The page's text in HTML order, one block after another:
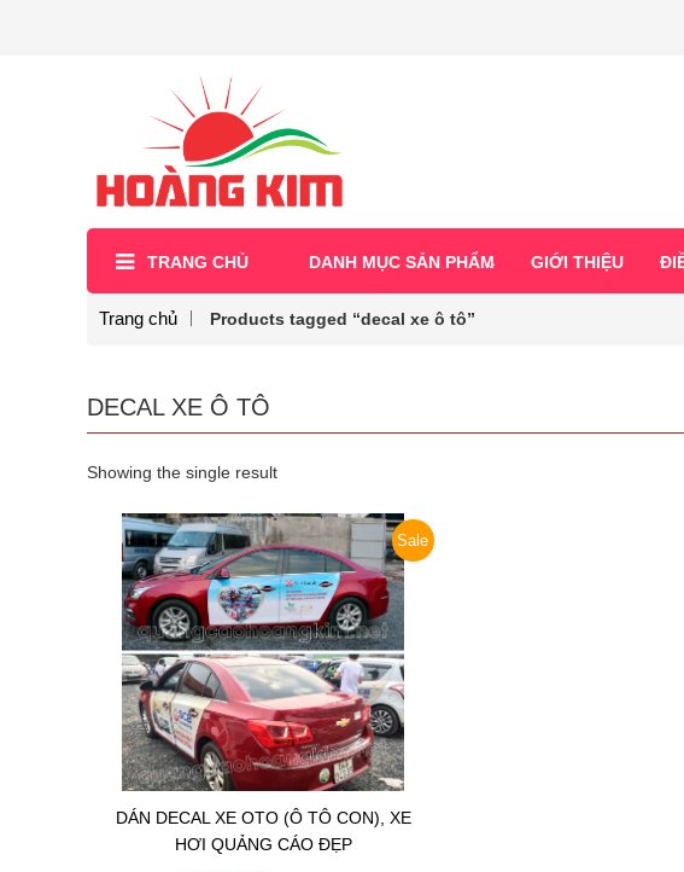
TRANG CHỦ DANH MỤC SẢN PHẨM GIỚI THIỆU
Trang chủ Products tagged “decal xe ô tô”
DECAL XE Ô TÔ
Showing the single result
Sale
DÁN DECAL XE OTO (Ô TÔ CON), XE
HƠI QUẢNG CÁO ĐẸP